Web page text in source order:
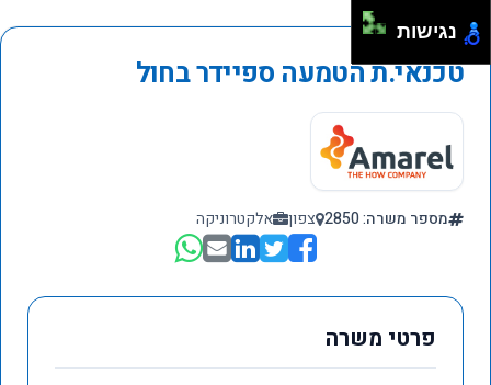
טכנאי.ת הטמעה ספיידר בחול
מספר משרה: 2850 צפון אלקטרוניקה
פרטי משרה
נגישות